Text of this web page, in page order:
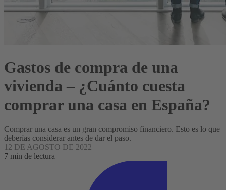
Gastos de compra de una
vivienda – ¿Cuánto cuesta
comprar una casa en España?
Comprar una casa es un gran compromiso financiero. Esto es lo que
deberías considerar antes de dar el paso.
12 DE AGOSTO DE 2022
7 min de lectura